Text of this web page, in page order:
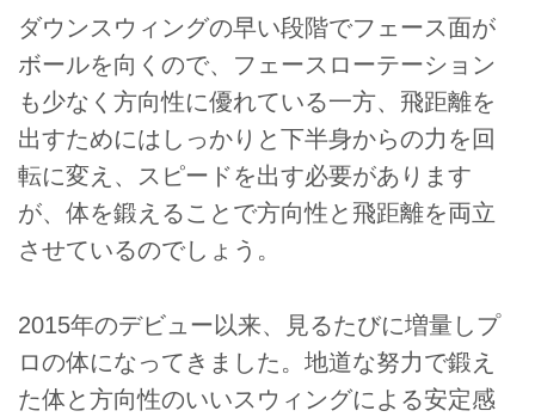
ダウンスウィングの早い段階でフェース面が
ボールを向くので、フェースローテーション
も少なく方向性に優れている一方、飛距離を
出すためにはしっかりと下半身からの力を回
転に変え、スピードを出す必要があります
が、体を鍛えることで方向性と飛距離を両立
させているのでしょう。
2015年のデビュー以来、見るたびに増量しプ
ロの体になってきました。地道な努力で鍛え
た体と方向性のいいスウィングによる安定感